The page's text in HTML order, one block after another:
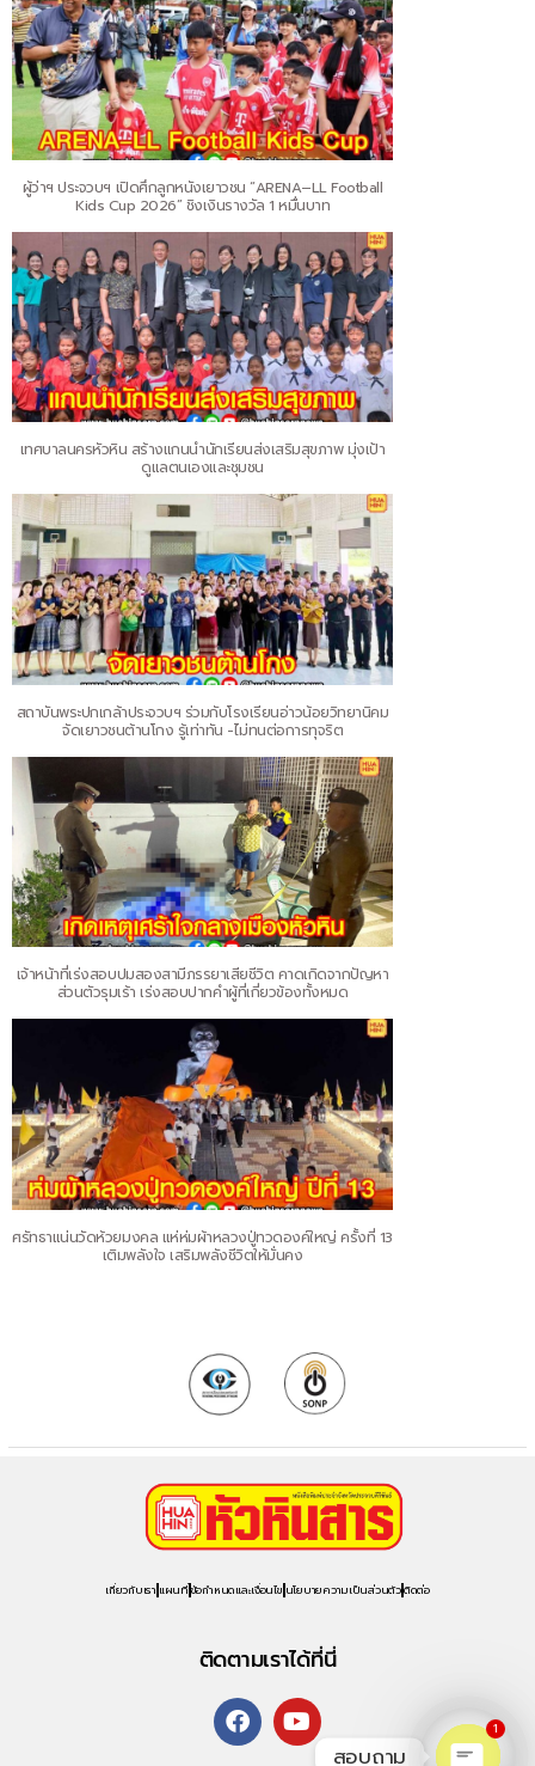
ผู้ว่าฯ ประจวบฯ เปิดศึกลูกหนังเยาวชน “ARENA–LL Football
Kids Cup 2026” ชิงเงินรางวัล 1 หมื่นบาท
เทศบาลนครหัวหิน สร้างแกนนำนักเรียนส่งเสริมสุขภาพ มุ่งเป้า
ดูแลตนเองและชุมชน
สถาบันพระปกเกล้าประจวบฯ ร่วมกับโรงเรียนอ่าวน้อยวิทยานิคม
จัดเยาวชนต้านโกง รู้เท่าทัน -ไม่ทนต่อการทุจริต
เจ้าหน้าที่เร่งสอบปมสองสามีภรรยาเสียชีวิต คาดเกิดจากปัญหา
ส่วนตัวรุมเร้า เร่งสอบปากคำผู้ที่เกี่ยวข้องทั้งหมด
ศรัทธาแน่นวัดห้วยมงคล แห่ห่มผ้าหลวงปู่ทวดองค์ใหญ่ ครั้งที่ 13
เติมพลังใจ เสริมพลังชีวิตให้มั่นคง
เกี่ยวกับเรา แผนที่ข้อกำหนดและเงื่อนไข นโยบายความเป็นส่วนตัวติดต่อ
ติดตามเราได้ที่นี่
สอบถาม
1